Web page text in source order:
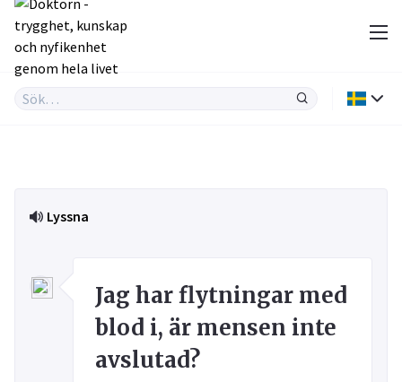
Lyssna
Jag har flytningar med
blod i, är mensen inte
avslutad?